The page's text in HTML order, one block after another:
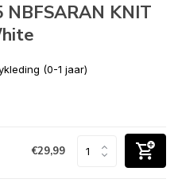
KNIT
(0-1 jaar)
€29,99